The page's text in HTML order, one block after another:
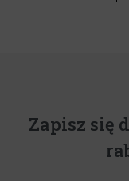
Zapisz się